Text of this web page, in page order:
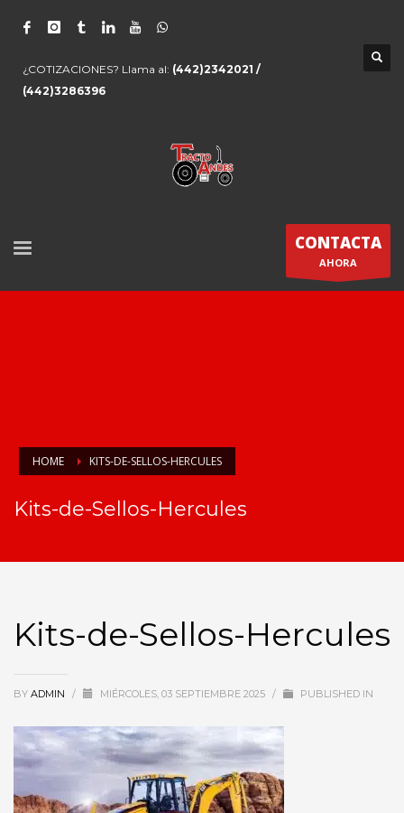
¿COTIZACIONES? Llama al: (442)2342021 /
(442)3286396
CONTACTA
AHORA
HOME KITS-DE-SELLOS-HERCULES
Kits-de-Sellos-Hercules
Kits-de-Sellos-Hercules
BY ADMIN / MIÉRCOLES, 03 SEPTIEMBRE 2025 / PUBLISHED IN